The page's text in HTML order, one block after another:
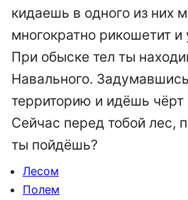
кидаешь в одного из них
многократно рикошетит и
При обыске тел ты
Навального.
территорию и идёшь чёрт
Сейчас перед тобой лес,
ты пойдёшь?
Лесом
Полем